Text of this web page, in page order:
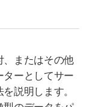
またはその他
ーとしてサー
説明します。